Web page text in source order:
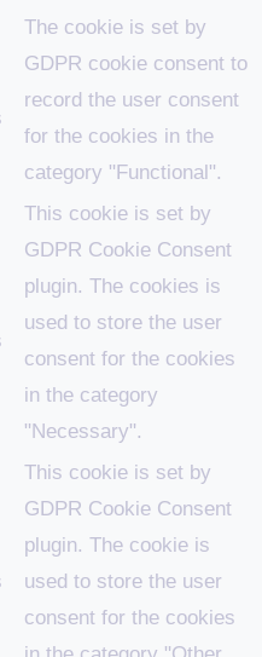
The cookie is set by
GDPR cookie consent to
record the user consent
for the cookies in the
category "Functional".
This cookie is set by
GDPR Cookie Consent
plugin. The cookies is
used to store the user
consent for the cookies
in the category
"Necessary".
This cookie is set by
GDPR Cookie Consent
plugin. The cookie is
used to store the user
consent for the cookies